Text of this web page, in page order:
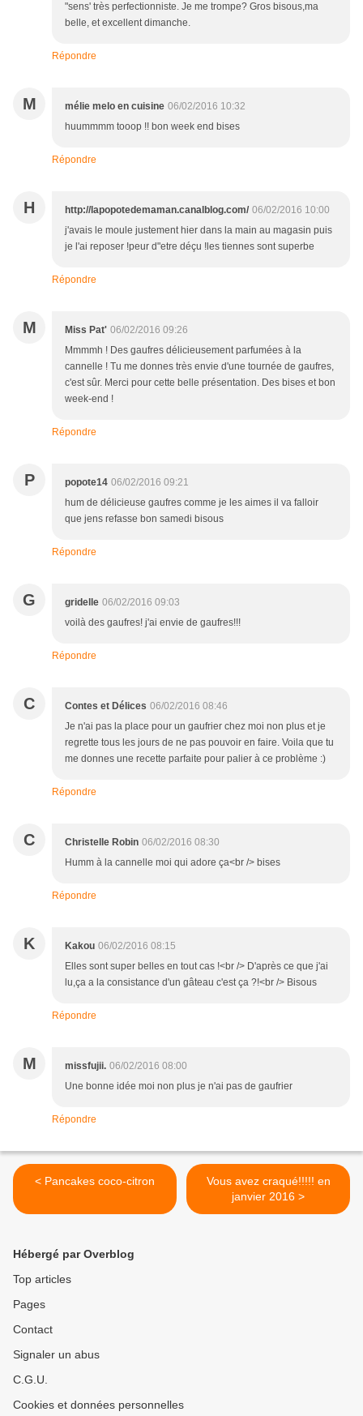
"sens' très perfectionniste. Je me trompe? Gros bisous,ma
belle, et excellent dimanche.
Répondre
M mélie melo en cuisine 06/02/2016 10:32
huummmm tooop !! bon week end bises
Répondre
H http://lapopotedemaman.canalblog.com/ 06/02/2016 10:00
j'avais le moule justement hier dans la main au magasin puis
je l'ai reposer !peur d"etre déçu !les tiennes sont superbe
Répondre
M Miss Pat' 06/02/2016 09:26
Mmmmh ! Des gaufres délicieusement parfumées à la
cannelle ! Tu me donnes très envie d'une tournée de gaufres,
c'est sûr. Merci pour cette belle présentation. Des bises et bon
week-end !
Répondre
P popote14 06/02/2016 09:21
hum de délicieuse gaufres comme je les aimes il va falloir
que jens refasse bon samedi bisous
Répondre
G gridelle 06/02/2016 09:03
voilà des gaufres! j'ai envie de gaufres!!!
Répondre
C Contes et Délices 06/02/2016 08:46
Je n'ai pas la place pour un gaufrier chez moi non plus et je
regrette tous les jours de ne pas pouvoir en faire. Voila que tu
me donnes une recette parfaite pour palier à ce problème :)
Répondre
C Christelle Robin 06/02/2016 08:30
Humm à la cannelle moi qui adore ça<br /> bises
Répondre
K Kakou 06/02/2016 08:15
Elles sont super belles en tout cas !<br /> D'après ce que j'ai
lu,ça a la consistance d'un gâteau c'est ça ?!<br /> Bisous
Répondre
M missfujii. 06/02/2016 08:00
Une bonne idée moi non plus je n'ai pas de gaufrier
Répondre
< Pancakes coco-citron
Vous avez craqué!!!!! en
janvier 2016 >
Hébergé par Overblog
Top articles
Pages
Contact
Signaler un abus
C.G.U.
Cookies et données personnelles